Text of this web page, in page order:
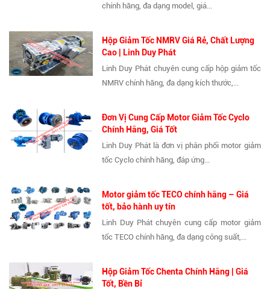
chính hãng, đa dạng model, giá...
Hộp Giảm Tốc NMRV Giá Rẻ, Chất Lượng
Cao | Linh Duy Phát
Linh Duy Phát chuyên cung cấp hộp giảm tốc
NMRV chính hãng, đa dạng kích thước,...
Đơn Vị Cung Cấp Motor Giảm Tốc Cyclo
Chính Hãng, Giá Tốt
Linh Duy Phát là đơn vị phân phối motor giảm
tốc Cyclo chính hãng, đáp ứng...
Motor giảm tốc TECO chính hãng – Giá
tốt, bảo hành uy tín
Linh Duy Phát chuyên cung cấp motor giảm
tốc TECO chính hãng, đa dạng công suất,...
Hộp Giảm Tốc Chenta Chính Hãng | Giá
Tốt, Bền Bỉ